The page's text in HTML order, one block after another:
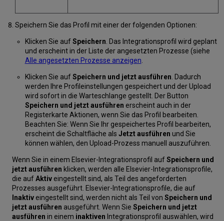
Speichern Sie das Profil mit einer der folgenden Optionen:
Klicken Sie aufSpeichern . Das Integrationsprofil wird geplant
und erscheint in der Liste der angesetzten Prozesse (siehe
Alle angesetzten Prozesse anzeigen
Klicken Sie aufSpeichern und jetzt ausführen . Dadurch
werden Ihre Profileinstellungen gespeichert und der Upload
wird sofort in die Warteschlange gestellt. Der Button
Speichern und jetzt ausführen erscheint auch in der
Registerkarte Aktionen, wenn Sie das Profil bearbeiten.
Beachten Sie: Wenn Sie Ihr gespeichertes Profil bearbeiten,
erscheint die Schaltfläche als Jetzt ausführen und Sie
können wählen, den Upload-Prozess manuell auszuführen.
Wenn Sie in einem Elsevier-Integrationsprofil aufSpeichern und
jetzt ausführen klicken, werden alle Elsevier-Integrationsprofile,
die aufAktiv eingestellt sind, als Teil des angeforderten
Prozesses ausgeführt. Elsevier-Integrationsprofile, die auf
Inaktiv eingestellt sind, werden nicht als Teil vonSpeichern und
jetzt ausführen ausgeführt. Wenn SieSpeichern und jetzt
ausführen in einem inaktiven Integrationsprofil auswählen, wird